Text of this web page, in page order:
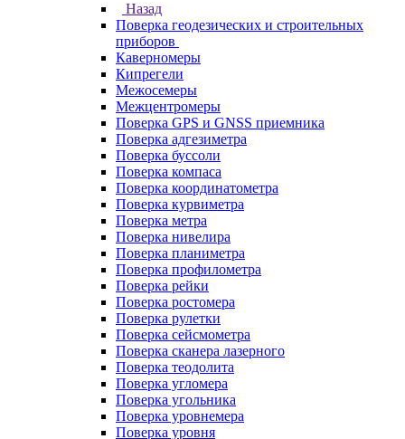
Назад
Поверка геодезических и строительных
приборов
Каверномеры
Кипрегели
Межосемеры
Межцентромеры
Поверка GPS и GNSS приемника
Поверка адгезиметра
Поверка буссоли
Поверка компаса
Поверка координатометра
Поверка курвиметра
Поверка метра
Поверка нивелира
Поверка планиметра
Поверка профилометра
Поверка рейки
Поверка ростомера
Поверка рулетки
Поверка сейсмометра
Поверка сканера лазерного
Поверка теодолита
Поверка угломера
Поверка угольника
Поверка уровнемера
Поверка уровня